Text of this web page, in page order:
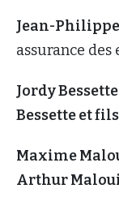
Jean-
assurance des
Jordy Bessette
Bessette et
Maxime
Arthur